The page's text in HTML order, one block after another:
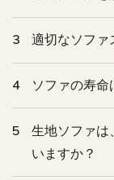
3 適切なソファ
4 ソファの寿命
5
生地ソファは
いますか？